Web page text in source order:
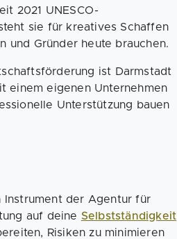
2021 UNESCO-
sie für kreatives Schaffen
und Gründer heute brauchen.
ist Darmstadt
einem eigenen Unternehmen
Unterstützung bauen
Instrument der Agentur für
auf deine Selbstständigkeit
Risiken zu minimieren